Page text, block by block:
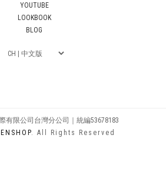
YOUTUBE
LOOKBOOK
BLOG
有限公司台灣分公司｜統編53678183
. All Rights Reserved